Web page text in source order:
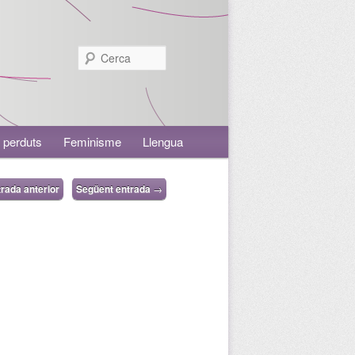
Feminisme Llengua
anterior Següent entrada →